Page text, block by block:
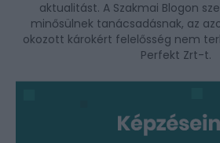
aktualitást. A Szakmai Blogon
minősülnek tanácsadásnak, az
okozott károkért felelősség nem
Perfekt Zrt-t.